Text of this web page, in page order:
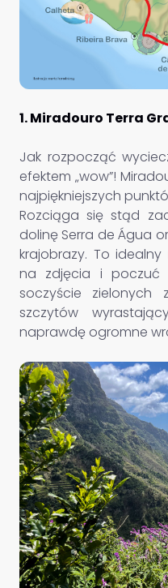
1. Miradouro Terra
Jak rozpocząć
efektem „wow”!
najpiękniejszych
Rozciąga się stąd
dolinę Serra de Água
krajobrazy. To
na zdjęcia i poczuć
soczyście zielonych
szczytów
naprawdę ogromne